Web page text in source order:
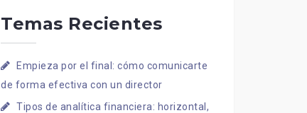
Temas Recientes
Empieza por el final: cómo comunicarte
de forma efectiva con un director
Tipos de analítica financiera: horizontal,